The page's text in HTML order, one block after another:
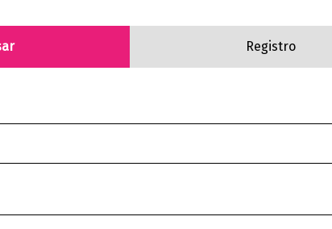
nunca has estado solo, que siempre ha
para poder cumplirla nos son entregados unos
Registro